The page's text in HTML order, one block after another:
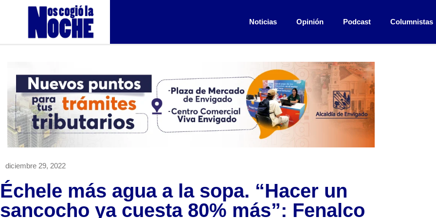
Noticias Opinión Podcast Columnistas
diciembre 29, 2022
Échele más agua a la sopa. “Hacer un
sancocho ya cuesta 80% más”: Fenalco